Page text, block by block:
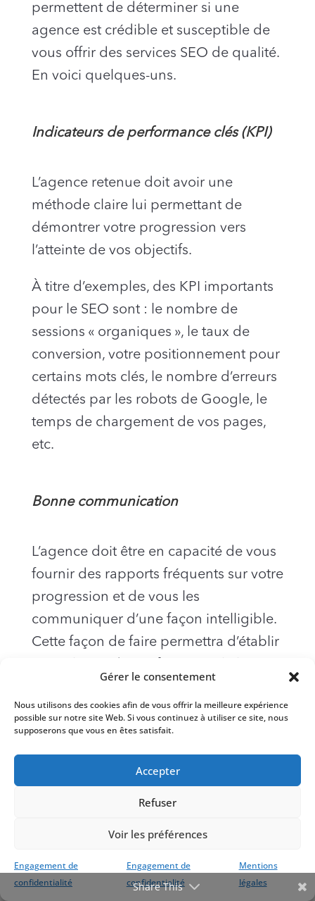
Gérer le consentement
Nous utilisons des cookies afin de vous offrir la meilleure expérience
possible sur notre site Web. Si vous continuez à utiliser ce site, nous
supposerons que vous en êtes satisfait.
Accepter
Refuser
Voir les préférences
Engagement de
confidentialité
Engagement de
confidentialité
Mentions
légales
permettent de déterminer si une
agence est crédible et susceptible de
vous offrir des services SEO de qualité.
En voici quelques-uns.
Indicateurs de performance clés (KPI)
L’agence retenue doit avoir une
méthode claire lui permettant de
démontrer votre progression vers
l’atteinte de vos objectifs.
À titre d’exemples, des KPI importants
pour le SEO sont : le nombre de
sessions « organiques », le taux de
conversion, votre positionnement pour
certains mots clés, le nombre d’erreurs
détectés par les robots de Google, le
temps de chargement de vos pages,
etc.
Bonne communication
L’agence doit être en capacité de vous
fournir des rapports fréquents sur votre
progression et de vous les
communiquer d’une façon intelligible.
Cette façon de faire permettra d’établir
bonne démarche SEO.
au fait qu’elle ne fait pas que répondre
des questions pertinentes sur votre
entreprise, votre industrie et vos
objectifs.
Share This